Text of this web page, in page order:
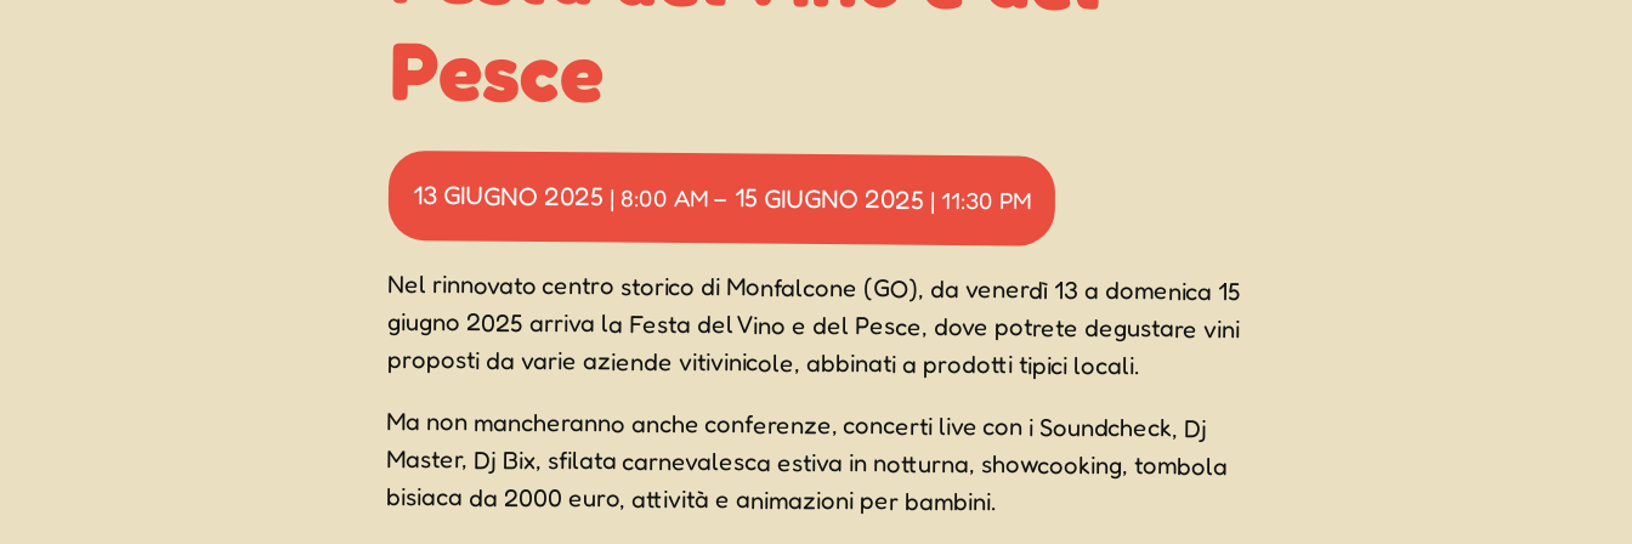
Pesce
13 GIUGNO 2025 | 8:00 AM – 15 GIUGNO 2025 | 11:30 PM
Nel rinnovato centro storico di Monfalcone (GO), da venerdì 13 a domenica 15
giugno 2025 arriva la Festa del Vino e del Pesce, dove potrete degustare vini
proposti da varie aziende vitivinicole, abbinati a prodotti tipici locali.
Ma non mancheranno anche conferenze, concerti live con i Soundcheck, Dj
Master, Dj Bix, sfilata carnevalesca estiva in notturna, showcooking, tombola
bisiaca da 2000 euro, attività e animazioni per bambini.